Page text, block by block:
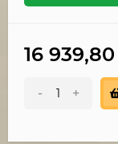
16 939,80
- +